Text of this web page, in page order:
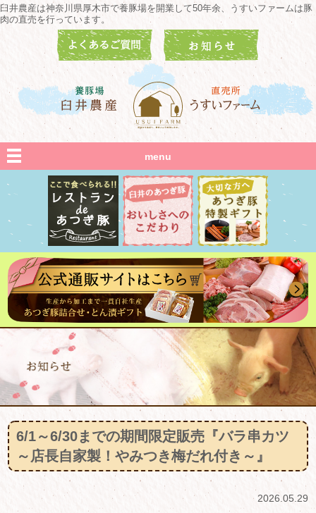
臼井農産は神奈川県厚木市で養豚場を開業して50年余、うすいファームは豚
肉の直売を行っています。
menu
6/1～6/30までの期間限定販売『バラ串カツ
～店長自家製！やみつき梅だれ付き～』
2026.05.29